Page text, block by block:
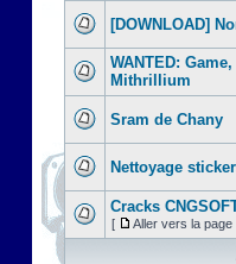
[DOWNLOAD]
WANTED:
Mithrillium
Sram de Chany
Nettoyage
Cracks
[ Aller vers la page